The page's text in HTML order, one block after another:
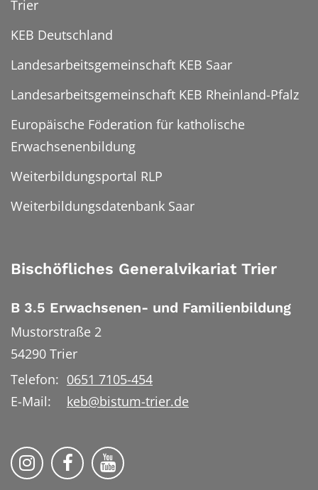
Trier
KEB Deutschland
Landesarbeitsgemeinschaft KEB Saar
Landesarbeitsgemeinschaft KEB Rheinland-Pfalz
Europäische Föderation für katholische
Erwachsenenbildung
Weiterbildungsportal RLP
Weiterbildungsdatenbank Saar
Bischöfliches Generalvikariat Trier
B 3.5 Erwachsenen- und Familienbildung
Mustorstraße 2
54290 Trier
Telefon: 0651 7105-454
E-Mail:
keb@bistum-trier.de
KEB Bildung Leben auf Instagram
KEB Bildung Leben auf Facebook
KEB Bildung Leben auf